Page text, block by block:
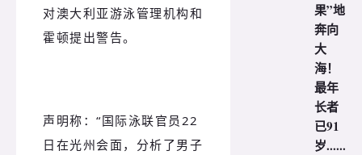
对澳大利亚游泳管理机构和
霍顿提出警告。
声明称： “国际泳联官员22
日在光州会面，分析了男子
果”地
奔向
大
海！
最年
长者
已91
岁......